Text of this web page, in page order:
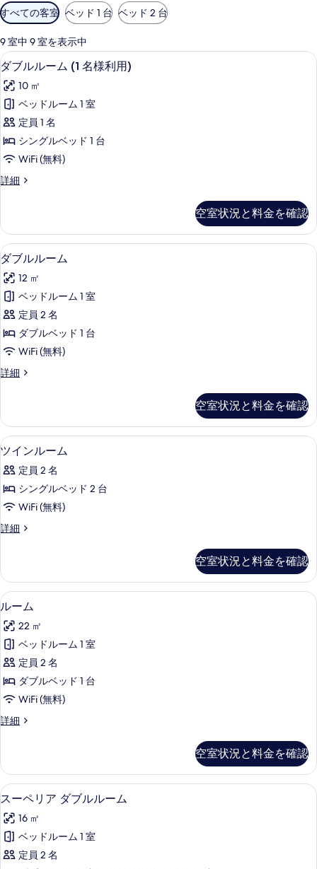
利
用
可
能
な
客
室
の
り
込
み
すべての客室 ベッド 1 台 ベッド 2 台
9 室中 9 室を表示中
ダ
ブ
ル
ル
ー
ム
(1
名
利
用)
の
す
べ
て
の
写
真
示
す
る
ダブルルーム (1 名様利用) | セーフテ
4
ダブルルーム (1 名様利用)
10 ㎡
ベッドルーム 1 室
定員 1 名
シングルベッド 1 台
WiFi (無料)
詳細
ダ
ー
ム
(1
名
様
利
用)
の
詳
細
空室状況と料金を確認
ダ
ブ
ル
ル
ー
ム
す
て
の
写
真
を
表
示
セーフティボックス (室内)、デスク
8
ダブルルーム
12 ㎡
ベッドルーム 1 室
定員 2 名
ダブルベッド 1 台
WiFi (無料)
詳細
ダ
ー
ム
の
細
空室状況と料金を確認
ツ
イ
ン
ル
ム
す
べ
て
の
写
真
を
表
示
ツインルーム | セーフティボックス (
8
ツインルーム
定員 2 名
シングルベッド 2 台
WiFi (無料)
詳細
ツ
ー
ム
の
細
空室状況と料金を確認
ル
ー
ム
の
す
べ
の
真
を
表
示
す
る
ルーム | セーフティボックス (室内)
10
ルーム
22 ㎡
ベッドルーム 1 室
定員 2 名
ダブルベッド 1 台
WiFi (無料)
詳細
ル
詳
細
空室状況と料金を確認
ス
ー
ペ
リ
ア
スーペリア ダブルルーム | セーフテ
5
スーペリア ダブルルーム
16 ㎡
ベッドルーム 1 室
定員 2 名